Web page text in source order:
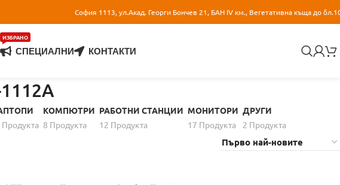
София 1113, ул.Акад. Георги Бончев 21, БАН IV км., Вегетативна къща до
СПЕЦИАЛНИ
ИЗБРАНО
КОНТАКТИ
Продуктa
КОМПЮТРИ
8 Продуктa
РАБОТНИ СТАНЦИИ
12 Продуктa
МОНИТОРИ
17 Продуктa
ДРУГИ
2 Продуктa